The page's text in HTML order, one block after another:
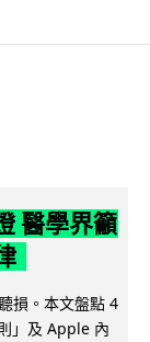
醫學界籲
損。本文盤點 4
」及 Apple 內